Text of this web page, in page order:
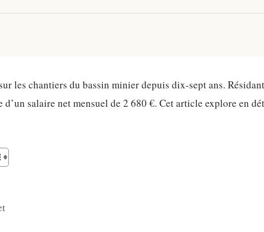
les chantiers du bassin minier depuis dix-sept ans.
salaire net mensuel de 2 680 €. Cet article explore en